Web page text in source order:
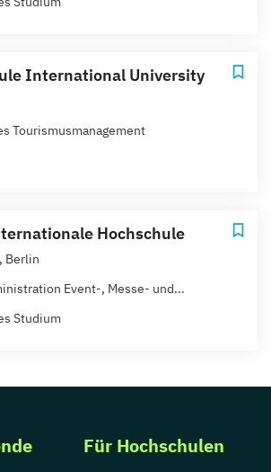
International University
Tourismusmanagement
Hochschule
Berlin
Event-, Messe- und...
Studium
Für Hochschulen